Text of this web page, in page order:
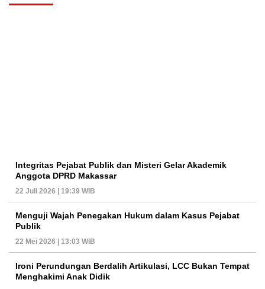
Integritas Pejabat Publik dan Misteri Gelar Akademik
Anggota DPRD Makassar
22 Juli 2026 | 19:39 WIB
Menguji Wajah Penegakan Hukum dalam Kasus Pejabat
Publik
22 Mei 2026 | 13:03 WIB
Ironi Perundungan Berdalih Artikulasi, LCC Bukan Tempat
Menghakimi Anak Didik